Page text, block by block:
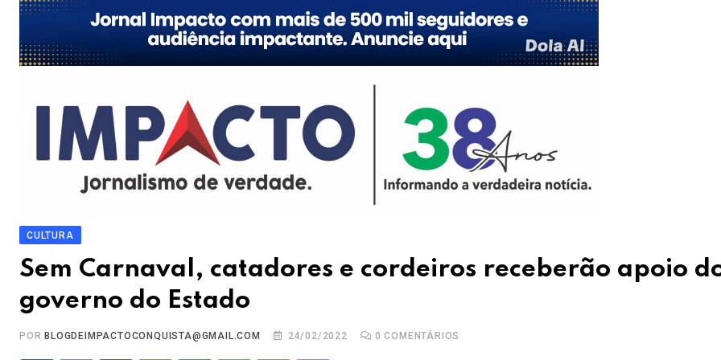
CULTURA
Sem Carnaval, catadores e cordeiros receberão apoio
governo do Estado
POR BLOGDEIMPACTOCONQUISTA@GMAIL.COM 24/02/2022 0 COMENTÁRIOS